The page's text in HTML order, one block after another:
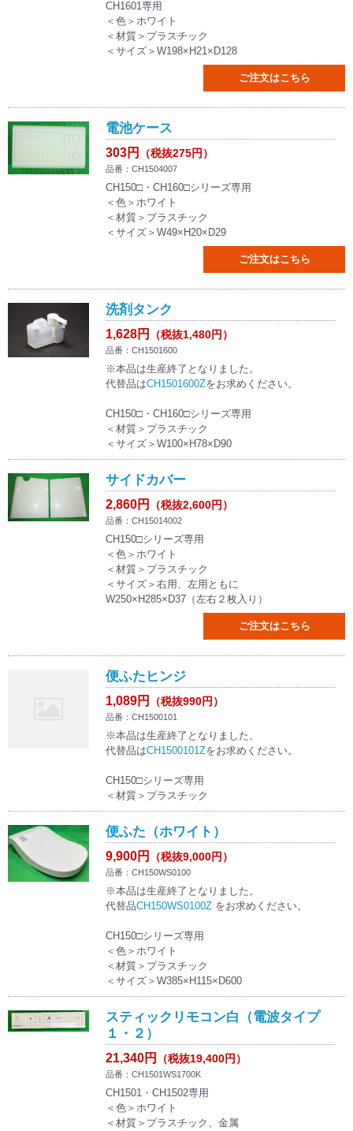
CH1601専用
＜色＞ホワイト
＜材質＞プラスチック
＜サイズ＞W198×H21×D128
ご注文はこちら
電池ケース
303円 （税抜275円）
品番：CH1504007
CH150□・CH160□シリーズ専用
＜色＞ホワイト
＜材質＞プラスチック
＜サイズ＞W49×H20×D29
ご注文はこちら
洗剤タンク
1,628円 （税抜1,480円）
品番：CH1501600
※本品は生産終了となりました。
代替品はCH1501600Zをお求めください。
CH150□・CH160□シリーズ専用
＜材質＞プラスチック
＜サイズ＞W100×H78×D90
サイドカバー
2,860円 （税抜2,600円）
品番：CH15014002
CH150□シリーズ専用
＜色＞ホワイト
＜材質＞プラスチック
＜サイズ＞右用、左用ともに
W250×H285×D37（左右２枚入り）
ご注文はこちら
便ふたヒンジ
1,089円 （税抜990円）
品番：CH1500101
※本品は生産終了となりました。
代替品はCH1500101Zをお求めください。
CH150□シリーズ専用
＜材質＞プラスチック
便ふた（ホワイト）
9,900円 （税抜9,000円）
品番：CH150WS0100
※本品は生産終了となりました。
代替品CH150WS0100Zをお求めください。
CH150□シリーズ専用
＜色＞ホワイト
＜材質＞プラスチック
＜サイズ＞W385×H115×D600
スティックリモコン白（電波タイプ
１・２）
21,340円 （税抜19,400円）
品番：CH1501WS1700K
CH1501・CH1502専用
＜色＞ホワイト
＜材質＞プラスチック、金属